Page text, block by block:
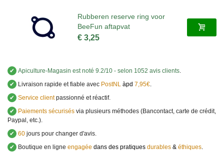
Rubberen reserve ring voor
BeeFun aftapvat
€ 3,25
✔ Apiculture-Magasin est noté 9.2/10 - selon 1052 avis clients
✔
Livraison rapide et fiable avec PostNL àpd 7,95€
✔ Service clientpassionné et réactif.
✔
Paiements sécurisés via plusieurs méthodes (Bancontact, carte de crédit,
Paypal, etc.).
✔ 60 jours pour changer d'avis.
✔
Boutique en ligne engagée dans des pratiques durables & éthiques